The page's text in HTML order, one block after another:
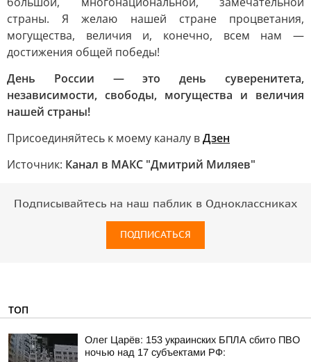
страны. Я желаю нашей стране процветания,
могущества, величия и, конечно, всем нам —
достижения общей победы!
День России — это день суверенитета,
независимости, свободы, могущества и величия
нашей страны!
Присоединяйтесь к моему каналу вДзен
Источник: Канал в МАКС "Дмитрий Миляев"
Подписывайтесь на наш паблик в Одноклассниках
ПОДПИСАТЬСЯ
ТОП
Олег Царёв: 153 украинских БПЛА сбито ПВО
ночью над 17 субъектами РФ: